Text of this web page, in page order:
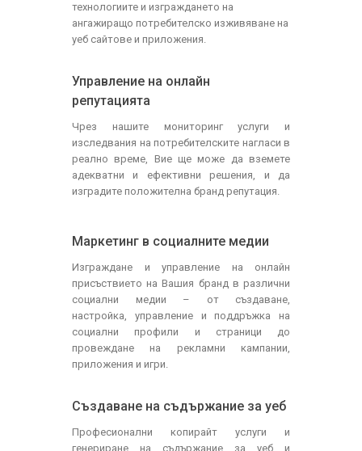
технологиите и изграждането на
ангажиращо потребителско изживяване на
уеб сайтове и приложения.
Управление на онлайн
репутацията
Чрез нашите мониторинг услуги и
изследвания на потребителските нагласи в
реално време, Вие ще може да вземете
адекватни и ефективни решения, и да
изградите положителна бранд репутация.
Маркетинг в социалните медии
Изграждане и управление на онлайн
присъствието на Вашия бранд в различни
социални медии – от създаване,
настройка, управление и поддръжка на
социални профили и страници до
провеждане на рекламни кампании,
приложения и игри.
Създаване на съдържание за уеб
Професионални копирайт услуги и
генериране на съдържание за уеб и